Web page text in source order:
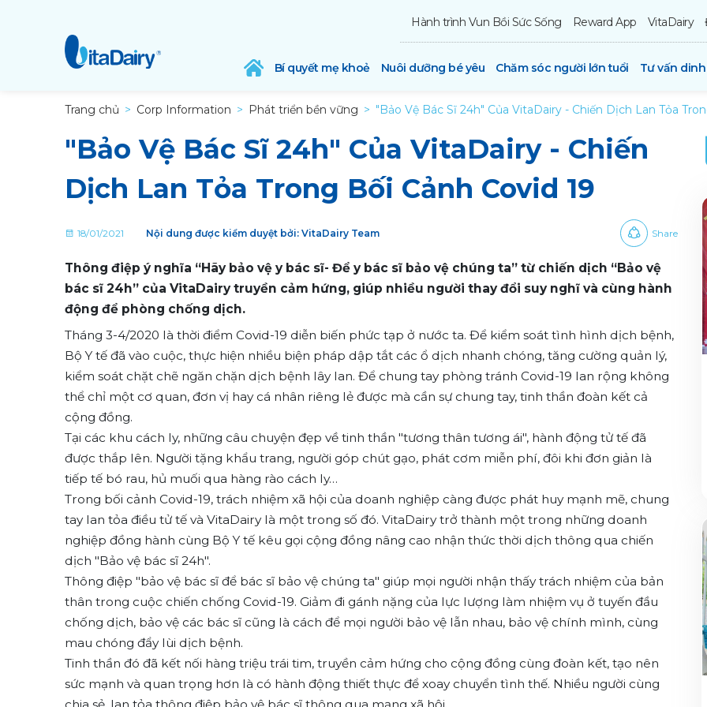
Hành trình Vun Bồi Sức Sống Reward App VitaDairy
Bí quyết mẹ khoẻ Nuôi dưỡng bé yêu Chăm sóc người lớn tuổi Tư vấn
Trang chủ Corp Information Phát triển bền vững "Bảo Vệ Bác Sĩ 24h" Của VitaDairy - Chiến Dịch Lan Tỏa
"Bảo Vệ Bác Sĩ 24h" Của VitaDairy - Chiến
Dịch Lan Tỏa Trong Bối Cảnh Covid 19
18/01/2021 Nội dung được kiểm duyệt bởi: VitaDairy Team Share
Thông điệp ý nghĩa “Hãy bảo vệ y bác sĩ- Để y bác sĩ bảo vệ chúng ta” từ chiến dịch “Bảo vệ
bác sĩ 24h” của VitaDairy truyền cảm hứng, giúp nhiều người thay đổi suy nghĩ và cùng hành
động để phòng chống dịch.
Tháng 3-4/2020 là thời điểm Covid-19 diễn biến phức tạp ở nước ta. Để kiểm soát tình hình dịch bệnh,
Bộ Y tế đã vào cuộc, thực hiện nhiều biện pháp dập tắt các ổ dịch nhanh chóng, tăng cường quản lý,
kiểm soát chặt chẽ ngăn chặn dịch bệnh lây lan. Để chung tay phòng tránh Covid-19 lan rộng không
thể chỉ một cơ quan, đơn vị hay cá nhân riêng lẻ được mà cần sự chung tay, tinh thần đoàn kết cả
cộng đồng.
Tại các khu cách ly, những câu chuyện đẹp về tinh thần "tương thân tương ái", hành động tử tế đã
được thắp lên. Người tặng khẩu trang, người góp chút gạo, phát cơm miễn phí, đôi khi đơn giản là
tiếp tế bó rau, hủ muối qua hàng rào cách ly…
Trong bối cảnh Covid-19, trách nhiệm xã hội của doanh nghiệp càng được phát huy mạnh mẽ, chung
tay lan tỏa điều tử tế và VitaDairy là một trong số đó. VitaDairy trở thành một trong những doanh
nghiệp đồng hành cùng Bộ Y tế kêu gọi cộng đồng nâng cao nhận thức thời dịch thông qua chiến
dịch "Bảo vệ bác sĩ 24h".
Thông điệp "bảo vệ bác sĩ để bác sĩ bảo vệ chúng ta" giúp mọi người nhận thấy trách nhiệm của bản
thân trong cuộc chiến chống Covid-19. Giảm đi gánh nặng của lực lượng làm nhiệm vụ ở tuyến đầu
chống dịch, bảo vệ các bác sĩ cũng là cách để mọi người bảo vệ lẫn nhau, bảo vệ chính mình, cùng
mau chóng đẩy lùi dịch bệnh.
Tinh thần đó đã kết nối hàng triệu trái tim, truyền cảm hứng cho cộng đồng cùng đoàn kết, tạo nên
sức mạnh và quan trọng hơn là có hành động thiết thực để xoay chuyển tình thế. Nhiều người cùng